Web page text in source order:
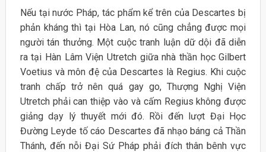
Nếu tại nước Pháp, tác phẩm kể trên của Descartes bị
phản kháng thì tại Hòa Lan, nó cũng chẳng được mọi
người tán thưởng. Một cuộc tranh luận dữ dội đã diễn
ra tại Hàn Lâm Viện Utretch giữa nhà thần học Gilbert
Voetius và môn đệ của Descartes là Regius. Khi cuộc
tranh chấp trở nên quá gay go, Thượng Nghị Viện
Utretch phải can thiệp vào và cấm Regius không được
giảng dạy lý thuyết mới đó. Rồi đến lượt Đại Học
Đường Leyde tố cáo Descartes đã nhạo báng cả Thần
Thánh, đến nỗi Đại Sứ Pháp phải đích thân bênh vực